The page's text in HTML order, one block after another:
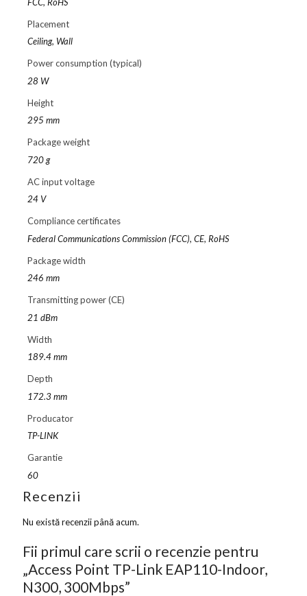
Placement
Ceiling, Wall
Power consumption (typical)
28 W
Height
295 mm
Package weight
720 g
AC input voltage
24 V
Compliance certificates
Federal Communications Commission (FCC), CE, RoHS
Package width
246 mm
Transmitting power (CE)
21 dBm
Width
189.4 mm
Depth
172.3 mm
Producator
TP-LINK
Garantie
60
Recenzii
Nu există recenzii până acum.
Fii primul care scrii o recenzie pentru
„Access Point TP-Link EAP110-Indoor,
N300, 300Mbps”